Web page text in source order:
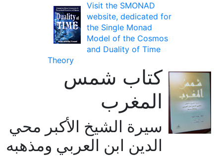
Visit the SMONAD
website, dedicated for
the Single Monad
Model of the Cosmos
and Duality of Time
Theory
كتاب شمس
المغرب
سيرة الشيخ الأكبر محي
الدين ابن العربي ومذهبه